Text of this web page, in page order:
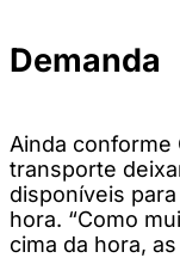
Demanda
Ainda conforme
transporte
disponíveis
hora. “Como
cima da hora,